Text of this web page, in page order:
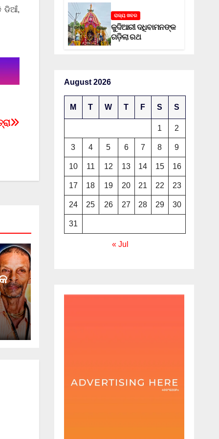
ଡିଆଁ,
ରାଜ୍ୟ ଖବର
କୁଦିଆରୀ ଦଧିବାମନଙ୍କ
ଗଡ଼ିଲା ରଥ
August 2026
M T W T F S S
1 2
3 4 5 6 7 8 9
10 11 12 13 14 15 16
17 18 19 20 21 22 23
24 25 26 27 28 29 30
31
« Jul